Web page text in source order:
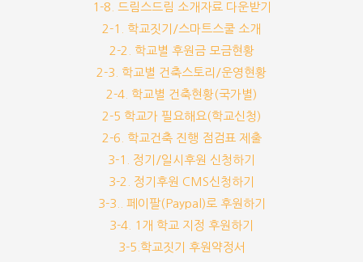
1-8. 드림스드림 소개자료 다운받기
2-1. 학교짓기/스마트스쿨 소개
2-2. 학교별 후원금 모금현황
2-3. 학교별 건축스토리/운영현황
2-4. 학교별 건축현황(국가별)
2-5 학교가 필요해요(학교신청)
2-6. 학교건축 진행 점검표 제출
3-1. 정기/일시후원 신청하기
3-2. 정기후원 CMS신청하기
3-3.. 페이팔(Paypal)로 후원하기
3-4. 1개 학교 지정 후원하기
3-5.학교짓기 후원약정서